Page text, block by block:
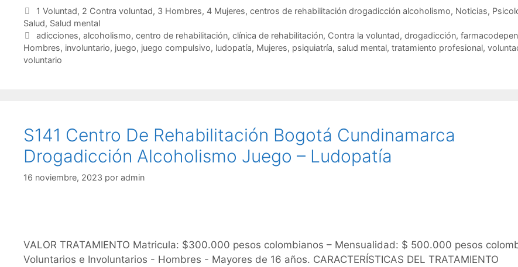
c
e
b
o
itt
er
ai
l
at
s
A
m
p
ar
Categorías
1 Voluntad, 2 Contra voluntad, 3 Hombres, 4 Mujeres, centros de rehabilitación drogadicción alcoholismo, Noticias,
Salud, Salud mental
Etiquetas
adicciones, alcoholismo, centro de rehabilitación, clínica de rehabilitación, Contra la voluntad, drogadicción,
Hombres, involuntario, juego, juego compulsivo, ludopatía, Mujeres, psiquiatría, salud mental, tratamiento profesional,
voluntario
S141 Centro De Rehabilitación Bogotá Cundinamarca
Drogadicción Alcoholismo Juego – Ludopatía
16 noviembre, 2023 por admin
VALOR TRATAMIENTO Matricula: $300.000 pesos colombianos – Mensualidad: $ 500.000 pesos
Voluntarios e Involuntarios - Hombres - Mayores de 16 años. CARACTERÍSTICAS DEL TRATAMIENTO